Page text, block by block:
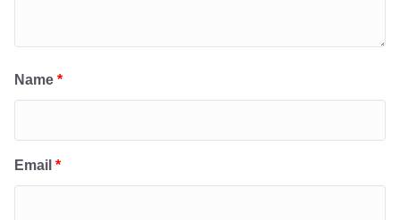
Name *
Email *